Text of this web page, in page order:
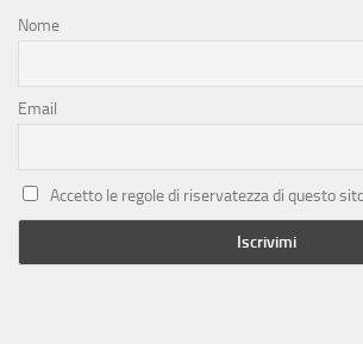
Nome
Email
Accetto le regole di riservatezza di questo